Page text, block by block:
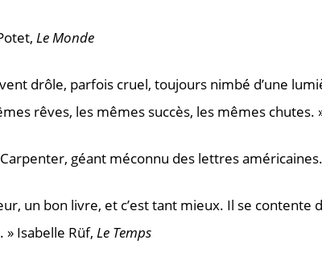
Le Monde
drôle, parfois cruel, toujours nimbé d’une
rêves, les mêmes succès, les mêmes chutes.
géant méconnu des lettres
un bon livre, et c’est tant mieux. Il se
Isabelle Rüf, Le Temps